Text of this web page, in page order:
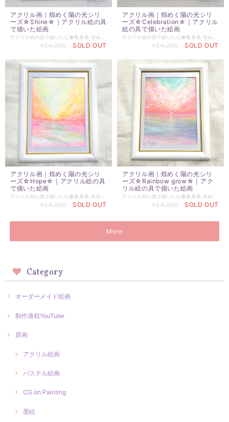
アクリル画｜煌めく陽の光シリ
ーズ☆Shine☆｜アクリル絵の具
で描いた絵画
¥24,200 SOLD OUT
アクリル画｜煌めく陽の光シリ
ーズ☆Celebration☆｜アクリル
絵の具で描いた絵画
¥24,200 SOLD OUT
アクリル画｜煌めく陽の光シリ
ーズ☆Hope☆｜アクリル絵の具
で描いた絵画
¥24,200 SOLD OUT
アクリル画｜煌めく陽の光シリ
ーズ☆Rainbow grow☆｜アク
リル絵の具で描いた絵画
¥24,200 SOLD OUT
More
Category
オーダーメイド絵画
制作過程YouTube
原画
アクリル絵画
パステル絵画
CG on Painting
墨絵